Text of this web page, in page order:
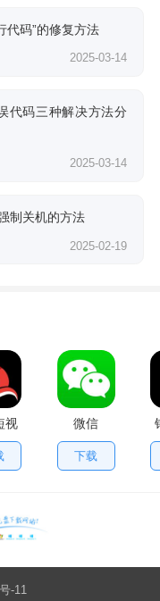
代码”的修复方法
2025-03-14
代码三种解决方法分
2025-03-14
制关机的方法
2025-02-19
视
微信
下载
-11